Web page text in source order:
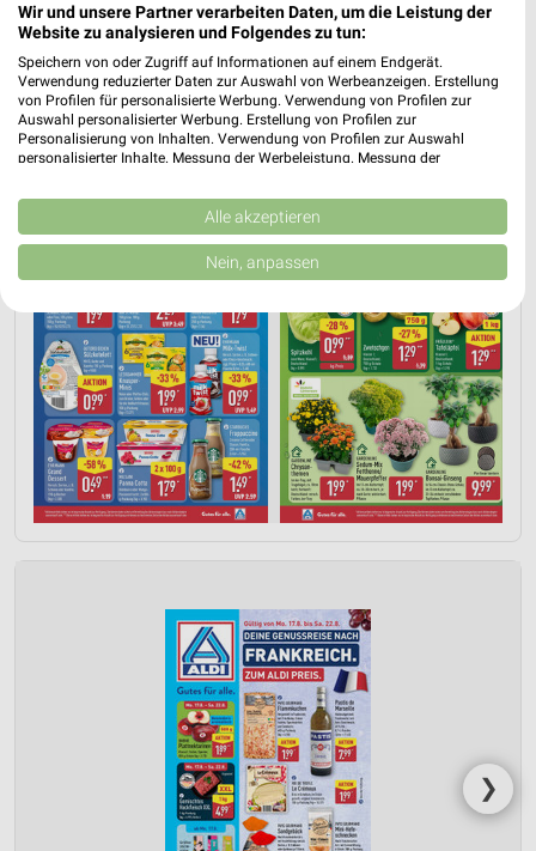
AKTIONEN, RABATTE & GUTSCHEINE HERBSTKÜCHE SCHOKOLADE &
❯
Wir und unsere Partner verarbeiten Daten, um die Leistung der
Website zu analysieren und Folgendes zu tun:
Speichern von oder Zugriff auf Informationen auf einem Endgerät.
Verwendung reduzierter Daten zur Auswahl von Werbeanzeigen. Erstellung
von Profilen für personalisierte Werbung. Verwendung von Profilen zur
Auswahl personalisierter Werbung. Erstellung von Profilen zur
Personalisierung von Inhalten. Verwendung von Profilen zur Auswahl
personalisierter Inhalte. Messung der Werbeleistung. Messung der
Kombinationen von Daten aus verschiedenen Quellen. Entwicklung und
Verbesserung der Angebote. Verwendung reduzierter Daten zur Auswahl
von Inhalten.
Daten können außerhalb der Europäischen Union weitergegeben und in die
Website/App.
Partnerliste anzeigen (1 IAB-Anbieter)
Wir nutzen Ihre Daten für folgende Zwecke:
IAB-Verarbeitungszwecke:
Speichern von oder Zugriff auf Informationen
auf einem Endgerät
Verwendung reduzierter Daten zur Auswahl von
Verwendung von Profilen zur Auswahl
personalisierter Werbung
Erstellung von Profilen zur Personalisierung
Verwendung von Profilen zur Auswahl
personalisierter Inhalte
Alle akzeptieren
Nein, anpassen